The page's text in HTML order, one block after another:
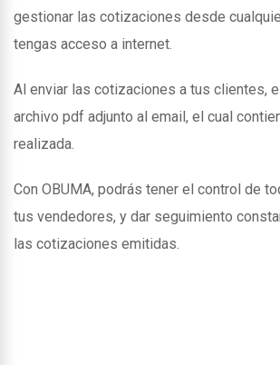
gestionar las cotizaciones desde
tengas acceso a internet.
Al enviar las cotizaciones a tus clientes,
archivo pdf adjunto al email, el cual
realizada.
Con OBUMA, podrás tener el control de
tus vendedores, y dar seguimiento
las cotizaciones emitidas.